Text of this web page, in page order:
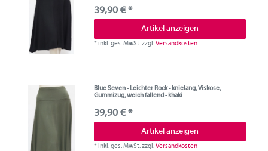
39,90 € *
Artikel anzeigen
*inkl. ges. MwSt.zzgl.Versandkosten
Blue Seven - Leichter Rock - knielang, Viskose,
Gummizug, weich fallend - khaki
39,90 € *
Artikel anzeigen
*inkl. ges. MwSt.zzgl.Versandkosten